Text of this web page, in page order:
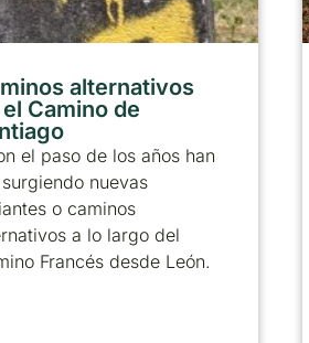
alternativos
Camino de
el paso de los años han
nuevas
o caminos
a lo largo del
Francés desde León.